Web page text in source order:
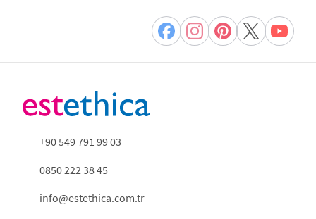
+90 549 791 99 03
0850 222 38 45
info@estethica.com.tr